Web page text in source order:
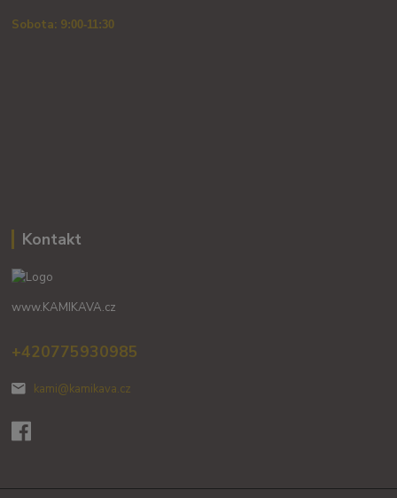
Sobota: 9:00-11:30
Kontakt
www.KAMIKAVA.cz
+420775930985
kami@kamikava.cz